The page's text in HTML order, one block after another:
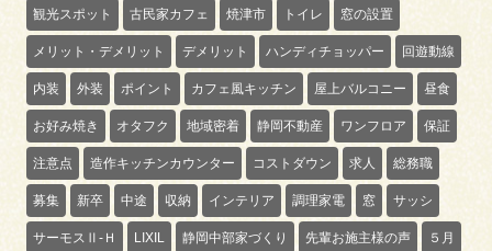
観光スポット 古民家カフェ 焼津市 トイレ 窓の設置
メリット・デメリット デメリット ハンディチョッパー 回遊動線
内装 外装 ポイント カフェ風キッチン 屋上バルコニー 昼食
お好み焼き オタフク 地域密着 静岡不動産 ワンフロア 保証
注意点 造作キッチンカウンター コストダウン 求人 総務職
募集 新卒 中途 収納 インテリア 調理家電 窓 サッシ
サーモスⅡ-Ｈ LIXIL 静岡中部家づくり 先輩お施主様の声 ５月